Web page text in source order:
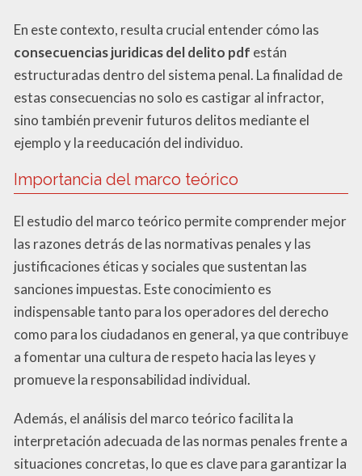
En este contexto, resulta crucial entender cómo las
consecuencias juridicas del delito pdf están
estructuradas dentro del sistema penal. La finalidad de
estas consecuencias no solo es castigar al infractor,
sino también prevenir futuros delitos mediante el
ejemplo y la reeducación del individuo.
Importancia del marco teórico
El estudio del marco teórico permite comprender mejor
las razones detrás de las normativas penales y las
justificaciones éticas y sociales que sustentan las
sanciones impuestas. Este conocimiento es
indispensable tanto para los operadores del derecho
como para los ciudadanos en general, ya que contribuye
a fomentar una cultura de respeto hacia las leyes y
promueve la responsabilidad individual.
Además, el análisis del marco teórico facilita la
interpretación adecuada de las normas penales frente a
situaciones concretas, lo que es clave para garantizar la